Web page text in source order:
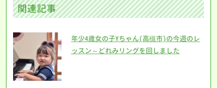
関連記事
年少4歳女の子Yちゃん(高槻市)の今週のレ
ッスン～どれみリングを回しました